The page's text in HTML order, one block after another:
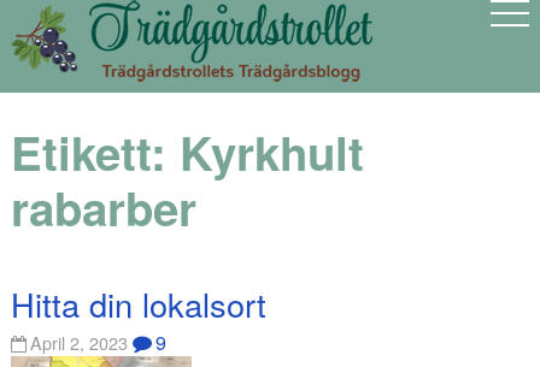
Etikett: Kyrkhult
rabarber
Hitta din lokalsort
April 2, 2023 9